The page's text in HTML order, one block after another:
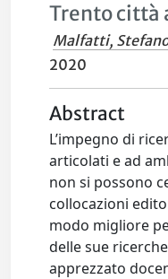
Trento città
Malfatti,
2020
Abstract
L’impegno di
articolati e ad
non si possono
collocazioni
modo migliore
delle sue
apprezzato